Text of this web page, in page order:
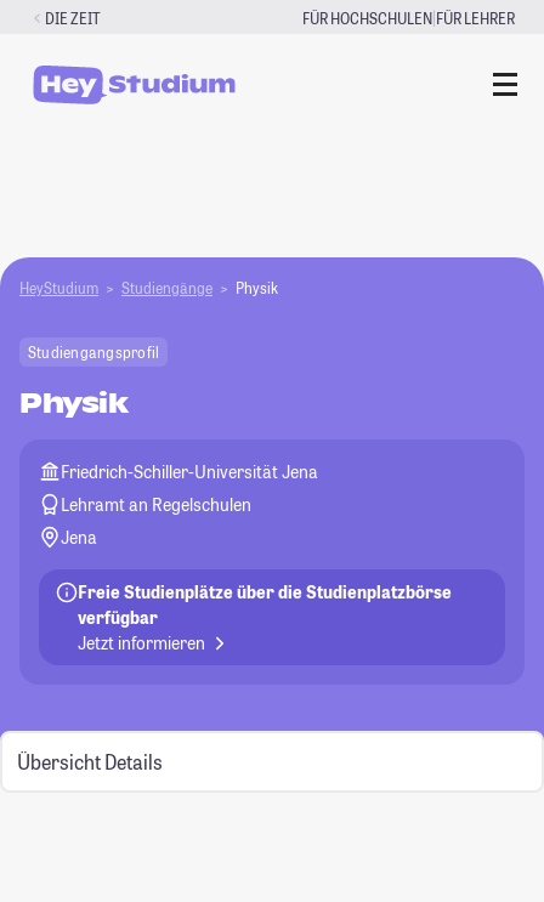
Zum
springen
DIE ZEIT FÜR HOCHSCHULEN|FÜR LEHRER
HeyStudium Studiengänge Physik
Studiengangsprofil
Physik
Friedrich-Schiller-Universität Jena
Lehramt an Regelschulen
Jena
Freie Studienplätze über die Studienplatzbörse
verfügbar
Jetzt informieren
Übersicht Details